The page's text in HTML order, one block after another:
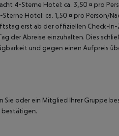
4-Sterne Hotel: ca. 3,50 ¤ pro
Hotel: ca. 1,50 ¤ pro Person/
erst ab der offiziellen Check-
der Abreise einzuhalten. Dies
und gegen einen Aufpreis
oder ein Mitglied Ihrer Gruppe
bestätigen.